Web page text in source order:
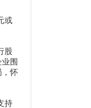
或
股
围
，怀
持